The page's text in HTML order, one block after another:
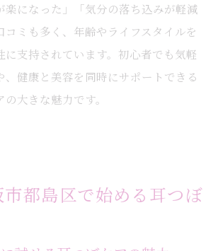
楽になった」「気分の落ち込みが軽減
コミも多く、年齢やライフスタイルを
に支持されています。初心者でも気軽
、健康と美容を同時にサポートできる
大きな魅力です。
都島区で始める耳つぼ